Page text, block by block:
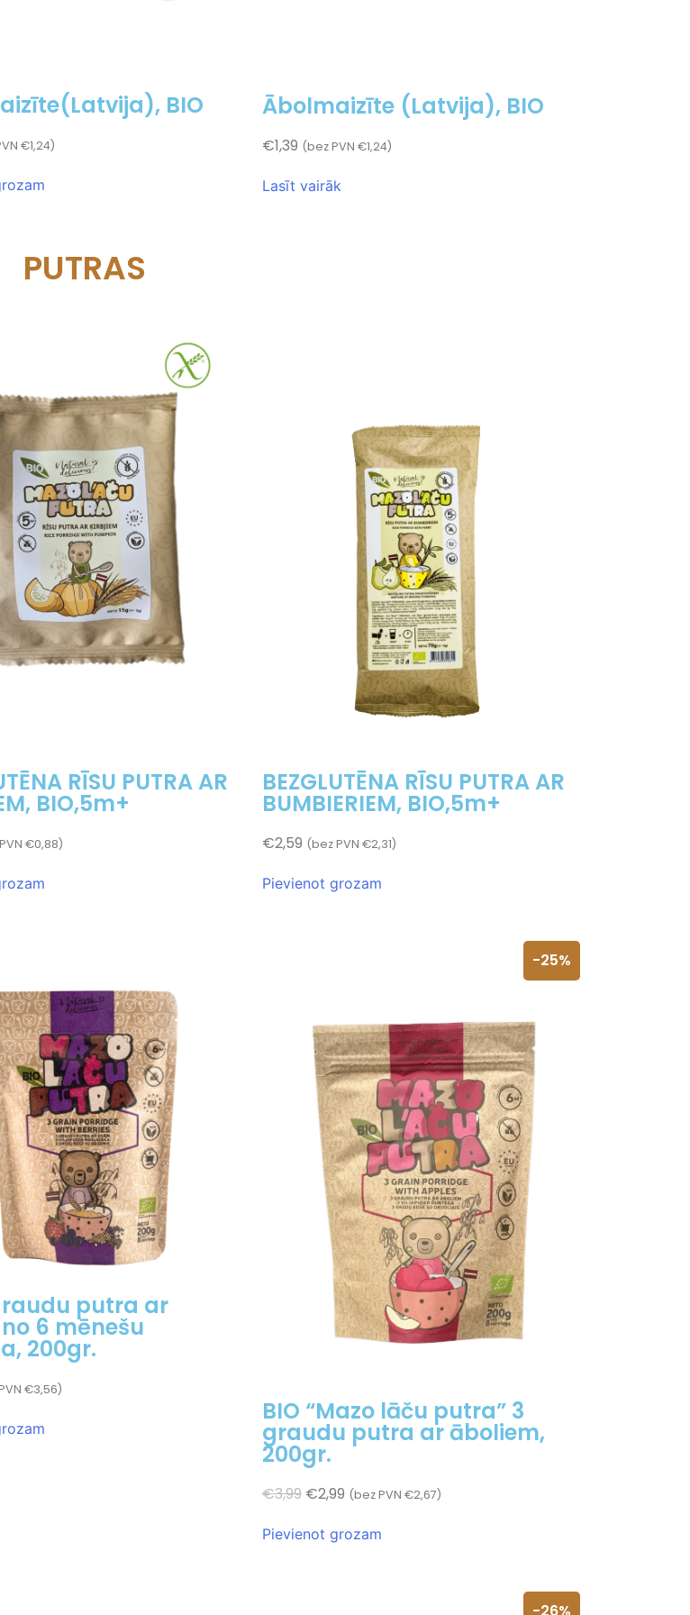
BIO
€1,24)
Ābolmaizīte (Latvija), BIO
€1,39 (bez PVN €1,24)
Lasīt vairāk
PUTRAS
RĪSU PUTRA AR
BIO,5m+
€0,88)
BEZGLUTĒNA RĪSU PUTRA AR
BUMBIERIEM, BIO,5m+
€2,59 (bez PVN €2,31)
Pievienot grozam
putra ar
6 mēnešu
200gr.
€3,56)
-25%
BIO “Mazo lāču putra” 3
graudu putra ar āboliem,
200gr.
€3,99 €2,99 (bez PVN €2,67)
Pievienot grozam